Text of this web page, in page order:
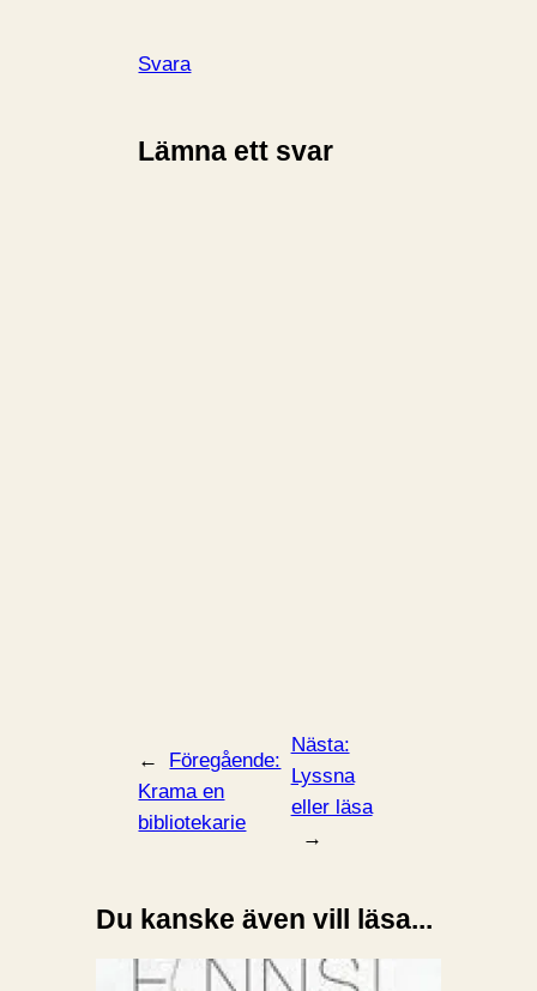
Svara
Lämna ett svar
←
Föregående:
Krama en
bibliotekarie
Nästa:
Lyssna
eller läsa
→
Du kanske även vill läsa...